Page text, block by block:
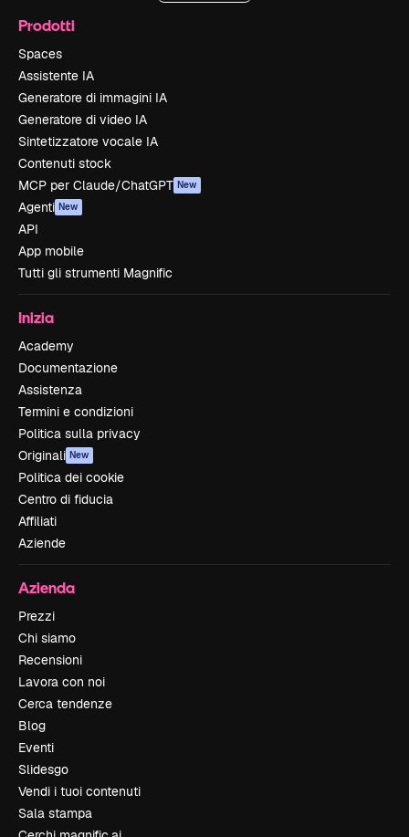
Prodotti
Spaces
Assistente IA
Generatore di immagini IA
Generatore di video IA
Sintetizzatore vocale IA
Contenuti stock
MCP per Claude/ChatGPT New
Agenti New
API
App mobile
Tutti gli strumenti Magnific
Inizia
Academy
Documentazione
Assistenza
Termini e condizioni
Politica sulla privacy
Originali New
Politica dei cookie
Centro di fiducia
Affiliati
Aziende
Azienda
Prezzi
Chi siamo
Recensioni
Lavora con noi
Cerca tendenze
Blog
Eventi
Slidesgo
Vendi i tuoi contenuti
Sala stampa